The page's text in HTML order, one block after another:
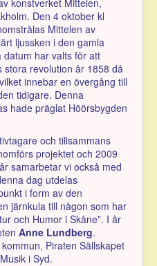
Den 4 oktober kl
Mittelen av
ljussken i den gamla
datum har valts för att
stora revolution år 1858 då
innebar en övergång till
tidigare. Denna
hade präglat Höörsbygden
och tillsammans
projektet och 2009
samarbetar vi också med
dag utdelas
i form av den
järnkula till någon som har
och Humor i Skåne”. I år
Anne Lundberg.
Piraten Sällskapet
i Syd.